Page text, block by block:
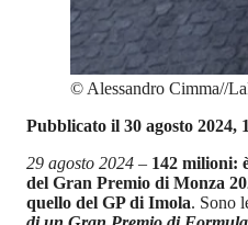
© Alessandro Cimma//
Pubblicato il 30 agosto 2024,
29 agosto 2024 – 142 milioni:
del Gran Premio di Monza
quello del GP di Imola. Sono